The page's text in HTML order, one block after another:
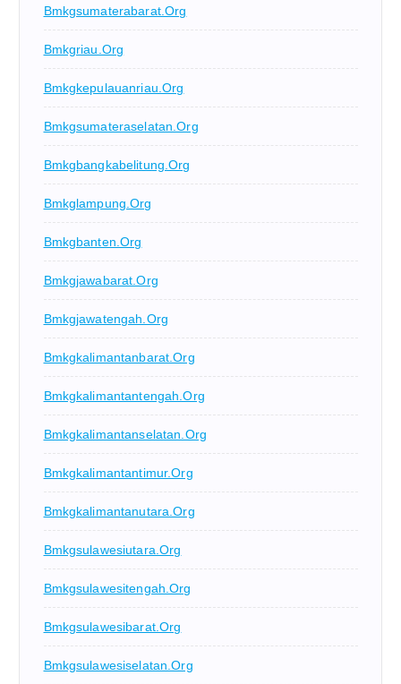
Bmkgsumaterabarat.org
Bmkgriau.org
Bmkgkepulauanriau.org
Bmkgsumateraselatan.org
Bmkgbangkabelitung.org
Bmkglampung.org
Bmkgbanten.org
Bmkgjawabarat.org
Bmkgjawatengah.org
Bmkgkalimantanbarat.org
Bmkgkalimantantengah.org
Bmkgkalimantanselatan.org
Bmkgkalimantantimur.org
Bmkgkalimantanutara.org
Bmkgsulawesiutara.org
Bmkgsulawesitengah.org
Bmkgsulawesibarat.org
Bmkgsulawesiselatan.org